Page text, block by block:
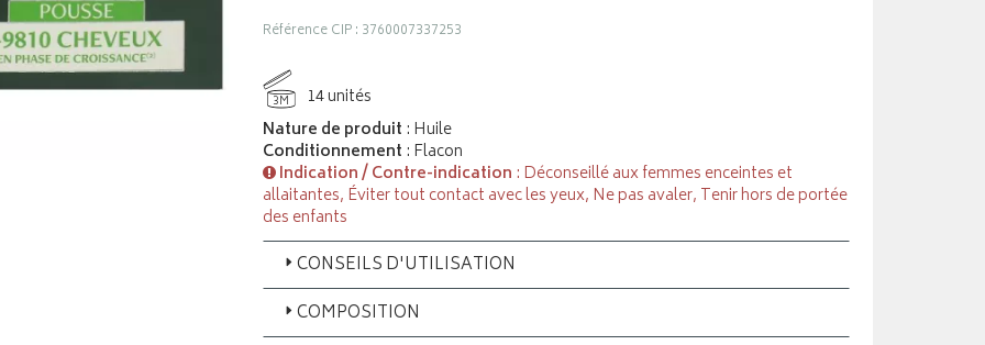
Référence CIP : 3760007337253
3M
14 unités
Nature de produit : Huile
Conditionnement : Flacon
Indication / Contre-indication : Déconseillé aux femmes enceintes et
allaitantes, Éviter tout contact avec les yeux, Ne pas avaler, Tenir hors de portée
des enfants
CONSEILS D'UTILISATION
COMPOSITION